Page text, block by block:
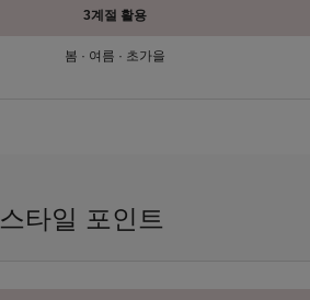
3계절 활용
봄 · 여름 · 초가을
스타일 포인트